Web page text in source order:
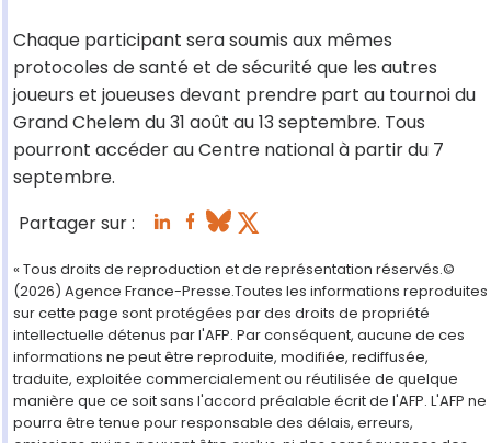
Chaque participant sera soumis aux mêmes
protocoles de santé et de sécurité que les autres
joueurs et joueuses devant prendre part au tournoi du
Grand Chelem du 31 août au 13 septembre. Tous
pourront accéder au Centre national à partir du 7
septembre.
Partager sur :
« Tous droits de reproduction et de représentation réservés.©
(2026) Agence France-Presse.Toutes les informations reproduites
sur cette page sont protégées par des droits de propriété
intellectuelle détenus par l'AFP. Par conséquent, aucune de ces
informations ne peut être reproduite, modifiée, rediffusée,
traduite, exploitée commercialement ou réutilisée de quelque
manière que ce soit sans l'accord préalable écrit de l'AFP. L'AFP ne
pourra être tenue pour responsable des délais, erreurs,